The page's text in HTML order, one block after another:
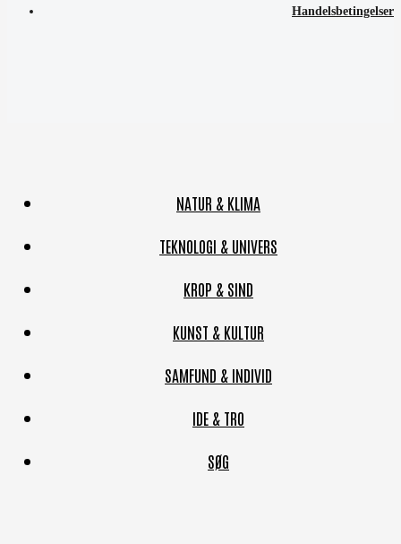
Handelsbetingelser
NATUR & KLIMA
TEKNOLOGI & UNIVERS
KROP & SIND
KUNST & KULTUR
SAMFUND & INDIVID
IDE & TRO
SØG